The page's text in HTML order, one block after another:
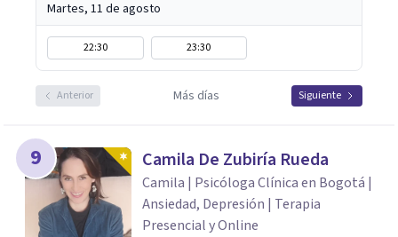
Martes, 11 de agosto
22:30 23:30
Anterior Más días Siguiente
9 Camila De Zubiría Rueda
Camila | Psicóloga Clínica en Bogotá |
Ansiedad, Depresión | Terapia
Presencial y Online